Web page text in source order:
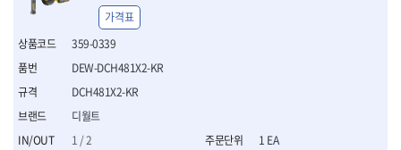
- 방폭라쳇핸들
- 방폭콤비네이션렌치
- 방폭함마스패너
- 절연일자드라이버
- 절연별드라이버
- 스트리퍼
- 라쳇케이블커터
359-0339
디월트
1 / 2
DEW-DCH481X2-KR
DCH481X2-KR
가격표
1 EA